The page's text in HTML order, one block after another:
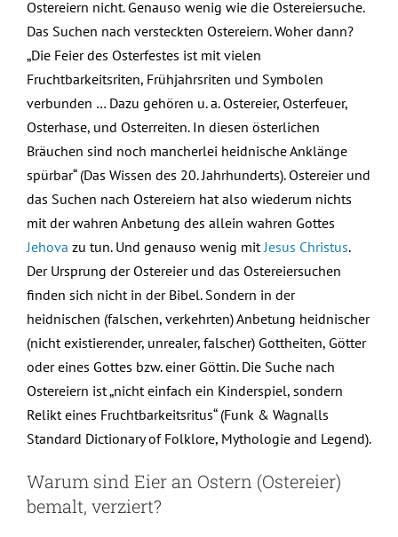
Ostereiern nicht. Genauso wenig wie die Ostereiersuche.
Das Suchen nach versteckten Ostereiern. Woher dann?
„Die Feier des Osterfestes ist mit vielen
Fruchtbarkeitsriten, Frühjahrsriten und Symbolen
verbunden … Dazu gehören u. a. Ostereier, Osterfeuer,
Osterhase, und Osterreiten. In diesen österlichen
Bräuchen sind noch mancherlei heidnische Anklänge
spürbar“ (Das Wissen des 20. Jahrhunderts). Ostereier und
das Suchen nach Ostereiern hat also wiederum nichts
mit der wahren Anbetung des allein wahren Gottes
Jehova zu tun. Und genauso wenig mit Jesus Christus.
Der Ursprung der Ostereier und das Ostereiersuchen
finden sich nicht in der Bibel. Sondern in der
heidnischen (falschen, verkehrten) Anbetung heidnischer
(nicht existierender, unrealer, falscher) Gottheiten, Götter
oder eines Gottes bzw. einer Göttin. Die Suche nach
Ostereiern ist „nicht einfach ein Kinderspiel, sondern
Relikt eines Fruchtbarkeitsritus“ (Funk & Wagnalls
Standard Dictionary of Folklore, Mythologie and Legend).
Warum sind Eier an Ostern (Ostereier)
bemalt, verziert?